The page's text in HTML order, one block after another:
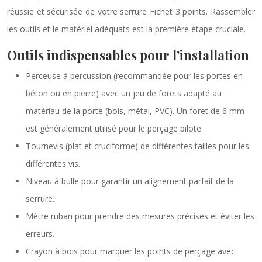
réussie et sécurisée de votre serrure Fichet 3 points. Rassembler
les outils et le matériel adéquats est la première étape cruciale.
Outils indispensables pour l’installation
Perceuse à percussion (recommandée pour les portes en
béton ou en pierre) avec un jeu de forets adapté au
matériau de la porte (bois, métal, PVC). Un foret de 6 mm
est généralement utilisé pour le perçage pilote.
Tournevis (plat et cruciforme) de différentes tailles pour les
différentes vis.
Niveau à bulle pour garantir un alignement parfait de la
serrure.
Mètre ruban pour prendre des mesures précises et éviter les
erreurs.
Crayon à bois pour marquer les points de perçage avec